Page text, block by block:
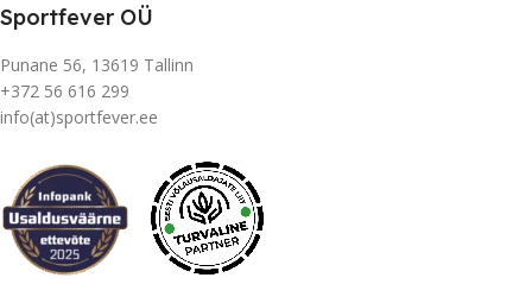
Sportfever OÜ
Punane 56, 13619 Tallinn
+372 56 616 299
info(at)sportfever.ee